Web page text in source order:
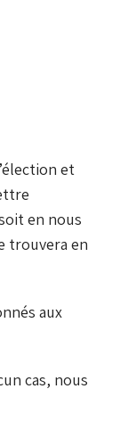
et
en nous
trouvera en
aux
cas, nous